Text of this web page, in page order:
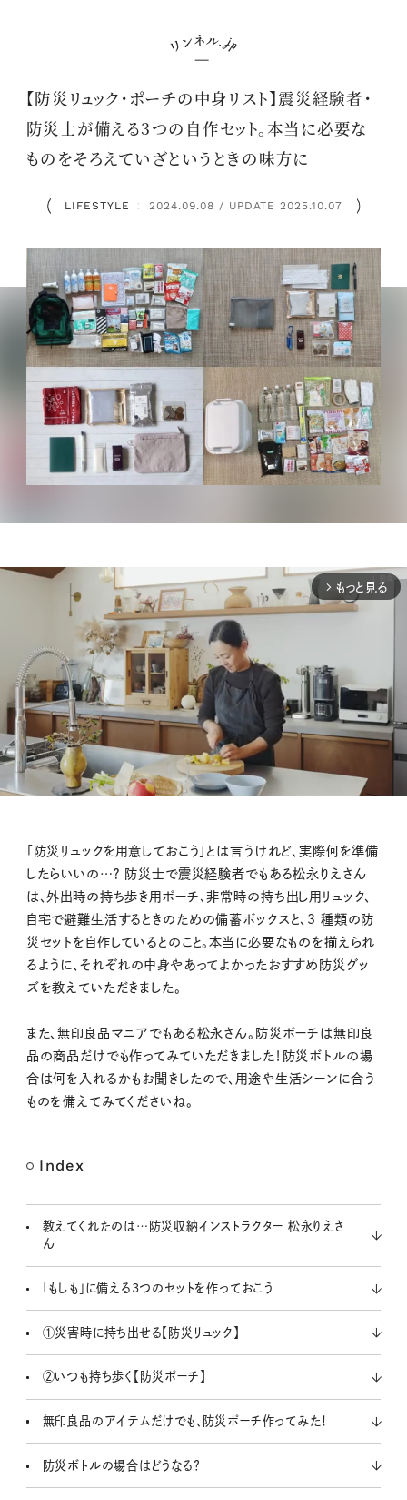
【防災リュック・ポーチの中身リスト】震災経験者・
防災士が備える3つの自作セット。本当に必要な
ものをそろえていざというときの味方に
LIFESTYLE ： 2024.09.08 / UPDATE 2025.10.07
arrow_forward_ios もっと見る
M
t
e
「防災リュックを用意しておこう」とは言うけれど、実際何を準備
したらいいの…？ 防災士で震災経験者でもある松永りえさん
は、外出時の持ち歩き用ポーチ、非常時の持ち出し用リュック、
自宅で避難生活するときのための備蓄ボックスと、3 種類の防
災セットを自作しているとのこと。本当に必要なものを揃えられ
るように、それぞれの中身やあってよかったおすすめ防災グッ
ズを教えていただきました。
また、無印良品マニアでもある松永さん。防災ポーチは無印良
品の商品だけでも作ってみていただきました！防災ボトルの場
合は何を入れるかもお聞きしたので、用途や生活シーンに合う
ものを備えてみてくださいね。
Index
教えてくれたのは…防災収納インストラクター 松永りえさ
ん
「もしも」に備える3つのセットを作っておこう
①災害時に持ち出せる【防災リュック】
②いつも持ち歩く【防災ポーチ】
無印良品のアイテムだけでも、防災ポーチ作ってみた！
防災ボトルの場合はどうなる？